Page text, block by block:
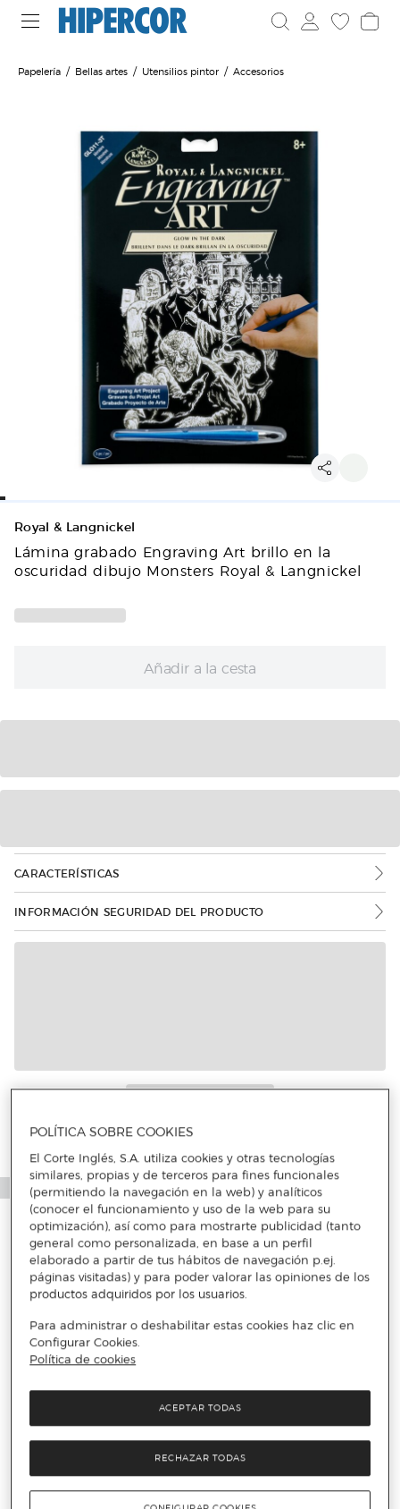
Papelería Bellas artes Utensilios pintor Accesorios
Royal & Langnickel
Lámina grabado Engraving Art brillo en la
oscuridad dibujo Monsters Royal & Langnickel
Añadir a la cesta
CARACTERÍSTICAS
INFORMACIÓN SEGURIDAD DEL PRODUCTO
POLÍTICA SOBRE COOKIES
El Corte Inglés, S.A. utiliza cookies y otras tecnologías
similares, propias y de terceros para fines funcionales
(permitiendo la navegación en la web) y analíticos
(conocer el funcionamiento y uso de la web para su
optimización), así como para mostrarte publicidad (tanto
general como personalizada, en base a un perfil
elaborado a partir de tus hábitos de navegación p.ej.
páginas visitadas) y para poder valorar las opiniones de los
productos adquiridos por los usuarios.
Para administrar o deshabilitar estas cookies haz clic en
Configurar Cookies.
Política de cookies
RECHAZAR TODAS
ACEPTAR TODAS